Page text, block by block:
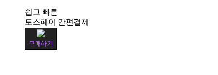
쉽고 빠른
토스페이 간편결제
구매하기